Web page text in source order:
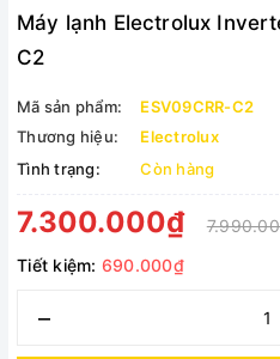
Máy lạnh Electrolux
C2
Mã sản phẩm:
ESV09CRR-C2
Thương hiệu:
Electrolux
Tình trạng:
Còn hàng
7.300.000₫
Tiết kiệm: 690.000₫
–